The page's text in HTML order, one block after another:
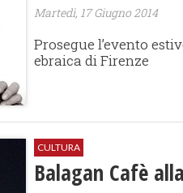
Martedì, 17 Giugno 2014
Prosegue l’evento
ebraica di Firenze
CULTURA
Balagan Cafè